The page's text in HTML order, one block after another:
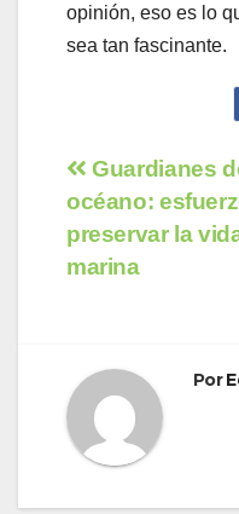
opinión, eso es lo
sea tan fascinante.
de
entradas
Guardianes
océano:
preservar la
marina
Por